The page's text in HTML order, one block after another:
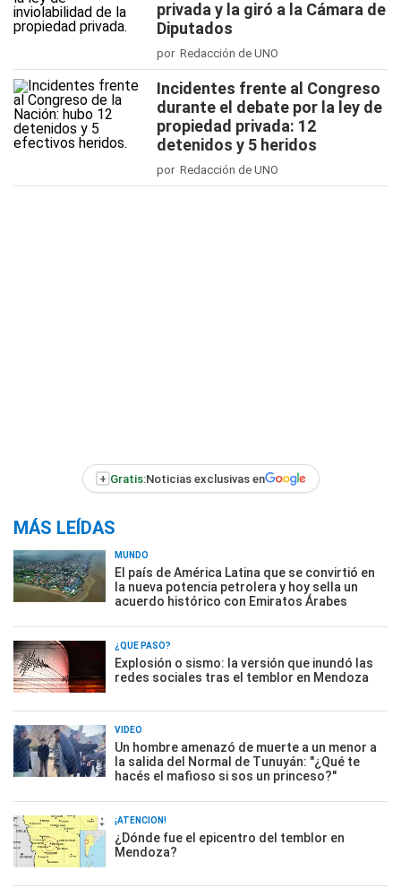
privada y la giró a la Cámara de
Diputados
por Redacción de UNO
Incidentes frente al Congreso
durante el debate por la ley de
propiedad privada: 12
detenidos y 5 heridos
por Redacción de UNO
+ Gratis:Noticias exclusivas en
MÁS LEÍDAS
MUNDO
El país de América Latina que se convirtió en
la nueva potencia petrolera y hoy sella un
acuerdo histórico con Emiratos Árabes
¿QUÉ PASÓ?
Explosión o sismo: la versión que inundó las
redes sociales tras el temblor en Mendoza
VIDEO
Un hombre amenazó de muerte a un menor a
la salida del Normal de Tunuyán: "¿Qué te
hacés el mafioso si sos un princeso?"
¡ATENCIÓN!
¿Dónde fue el epicentro del temblor en
Mendoza?